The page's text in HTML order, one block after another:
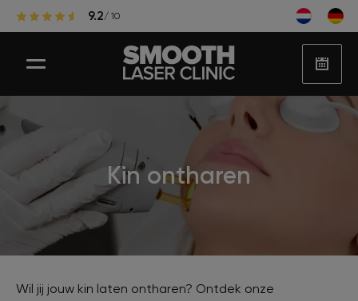
9.2/ 10
Kin ontharen
Wil jij jouw kin laten ontharen? Ontdek onze
Laser ontharen
Populaire zones laserontharing